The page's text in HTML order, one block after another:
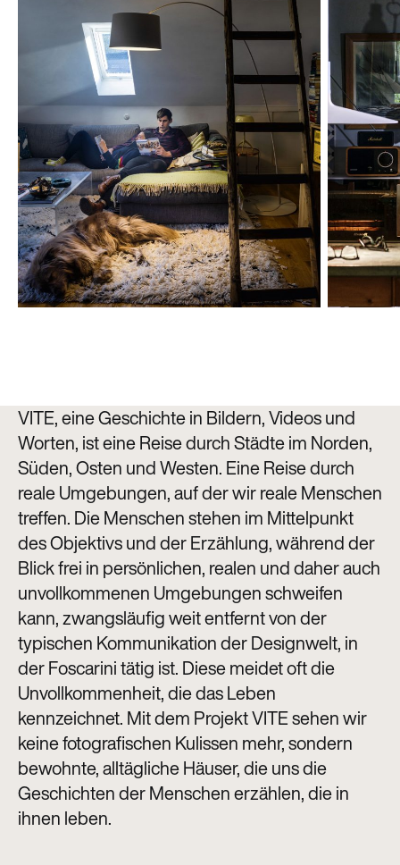
VITE, eine Geschichte in Bildern, Videos und
Worten, ist eine Reise durch Städte im Norden,
Süden, Osten und Westen. Eine Reise durch
reale Umgebungen, auf der wir reale Menschen
treffen. Die Menschen stehen im Mittelpunkt
des Objektivs und der Erzählung, während der
Blick frei in persönlichen, realen und daher auch
unvollkommenen Umgebungen schweifen
kann, zwangsläufig weit entfernt von der
typischen Kommunikation der Designwelt, in
der Foscarini tätig ist. Diese meidet oft die
Unvollkommenheit, die das Leben
kennzeichnet. Mit dem Projekt VITE sehen wir
keine fotografischen Kulissen mehr, sondern
bewohnte, alltägliche Häuser, die uns die
Geschichten der Menschen erzählen, die in
ihnen leben.